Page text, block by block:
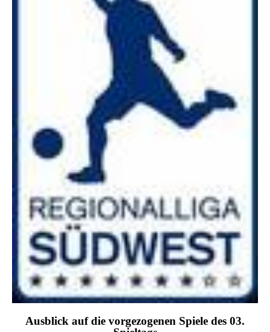
Ausblick auf die vorgezogenen Spiele des 03.